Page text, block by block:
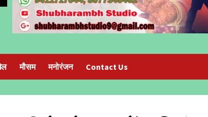
मौसम मनोरंजन Contact Us